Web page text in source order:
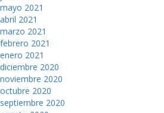
mayo 2021
abril 2021
marzo 2021
febrero 2021
enero 2021
diciembre 2020
noviembre 2020
octubre 2020
septiembre 2020